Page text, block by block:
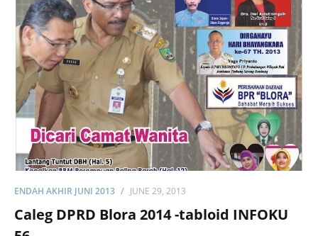
ENDAH AKHIR JUNI 2013 JUNE 29, 2013
Caleg DPRD Blora 2014 -tabloid INFOKU